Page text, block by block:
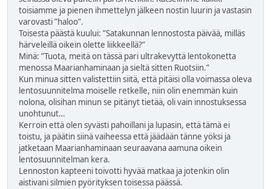
toisiamme ja pienen ihmettelyn jälkeen nostin luurin ja vastasin
varovasti ”haloo”.
Toisesta päästä kuului: ”Satakunnan lennostosta päivää, milläs
härveleillä oikein olette liikkeellä?”
Minä: ”Tuota, meitä on tässä pari ultrakevyttä lentokonetta
menossa Maarianhaminaan ja sieltä sitten Ruotsiin.”
Kun minua sitten valistettiin siitä, että pitäisi olla voimassa oleva
lentosuunnitelma moiselle retkelle, niin olin enemmän kuin
nolona, olisihan minun se pitänyt tietää, oli vain innostuksessa
unohtunut…
Kerroin että olen syvästi pahoillani ja lupasin, että tämä ei
toistu, ja päätin siinä vaiheessa että jäädään tänne yöksi ja
jatketaan Maarianhaminaan seuraavana aamuna oikein
lentosuunnitelman kera.
Lennoston kapteeni toivotti hyvää matkaa ja jotenkin olin
aistivani silmien pyörityksen toisessa päässä.